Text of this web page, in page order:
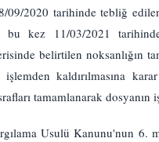
09/2020 tarihinde tebliğ
bu kez 11/03/2021
belirtilen noksanlığın
işlemden kaldırılmasına
tamamlanarak dosyanın
Usulü Kanunu'nun 6.